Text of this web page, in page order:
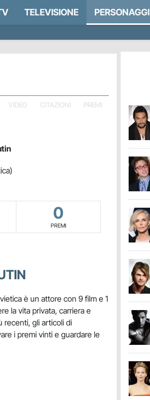
TELEVISIONE PERSONAGGI
VIDEO CITAZIONI PREMI
0
PREMI
è un attore con 9 film e 1
la vita privata, carriera e
recenti, gli articoli di
i premi vinti e guardare le